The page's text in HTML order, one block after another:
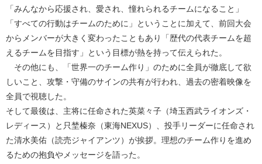
「みんなから応援され、愛され、憧れられるチームになること」
「すべての行動はチームのために」ということに加えて、前回大会
からメンバーが大きく変わったこともあり「歴代の代表チームを超
えるチームを目指す」という目標が熱を持って伝えられた。
その他にも、「世界一のチーム作り」のために全員が徹底して欲
しいこと、攻撃・守備のサインの共有が行われ、過去の密着映像を
全員で視聴した。
そして最後は、主将に任命された英菜々子（埼玉西武ライオンズ・
レディース）と只埜榛奈（東海NEXUS）、投手リーダーに任命され
た清水美佑（読売ジャイアンツ）が挨拶。理想のチーム作りを進め
るための抱負やメッセージを語った。